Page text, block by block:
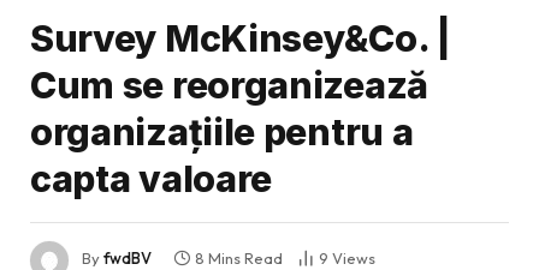
Survey McKinsey&Co. |
Cum se reorganizează
organizațiile pentru a
capta valoare
ByfwdBV 8 Mins Read 9 Views